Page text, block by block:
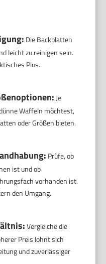
Die Backplatten
leicht zu reinigen sein.
Plus.
Je
Waffeln möchtest,
oder Größen bieten.
Prüfe, ob
ist und ob
vorhanden ist.
den Umgang.
Vergleiche die
Preis lohnt sich
und zuverlässiger